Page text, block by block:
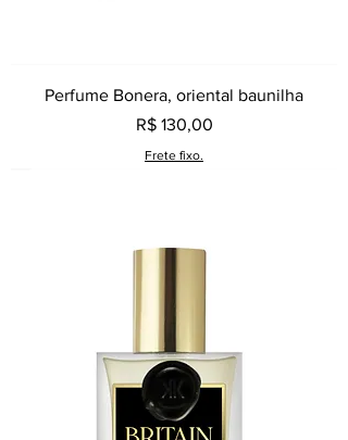
Perfume Bonera, oriental baunilha
Preço
R$ 130,00
Frete fixo.